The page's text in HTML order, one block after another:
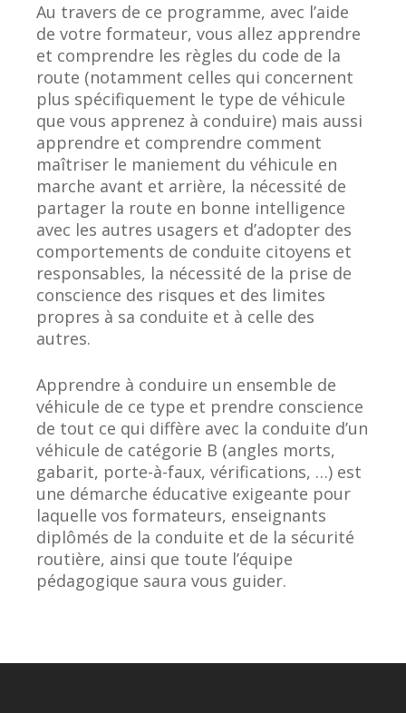
Au travers de ce programme, avec l’aide
de votre formateur, vous allez apprendre
et comprendre les règles du code de la
route (notamment celles qui concernent
plus spécifiquement le type de véhicule
que vous apprenez à conduire) mais aussi
apprendre et comprendre comment
maîtriser le maniement du véhicule en
marche avant et arrière, la nécessité de
partager la route en bonne intelligence
avec les autres usagers et d’adopter des
comportements de conduite citoyens et
responsables, la nécessité de la prise de
conscience des risques et des limites
propres à sa conduite et à celle des
autres.
Apprendre à conduire un ensemble de
véhicule de ce type et prendre conscience
de tout ce qui diffère avec la conduite d’un
véhicule de catégorie B (angles morts,
gabarit, porte-à-faux, vérifications, …) est
une démarche éducative exigeante pour
laquelle vos formateurs, enseignants
diplômés de la conduite et de la sécurité
routière, ainsi que toute l’équipe
pédagogique saura vous guider.